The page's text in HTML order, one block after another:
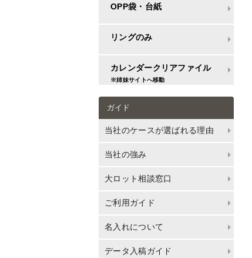
OPP袋・台紙
リングのみ
カレンダークリアファイル
※姉妹サイトへ移動
ガイド
当社のケースが選ばれる理由
当社の強み
大ロット相談窓口
ご利用ガイド
名入れについて
データ入稿ガイド